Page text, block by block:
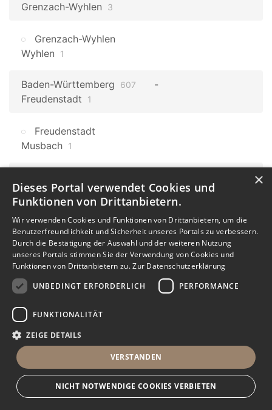
Grenzach-Wyhlen 3
Grenzach-Wyhlen
Wyhlen
1
Baden-Württemberg 607
Freudenstadt 1
Freudenstadt
Musbach 1
Laufenburg 9
Baden-Württemberg 607 Karlsruhe 7
Karlsruhe Oststadt
1
Donaueschingen
Baden-Württemberg
Baden-Württemberg 607
Mühlhausen 2
×
Dieses Portal verwendet Cookies und
Funktionen von Drittanbietern.
Wir verwenden Cookies und Funktionen von Drittanbietern, um die
Benutzerfreundlichkeit und Sicherheit unseres Portals zu verbessern.
Durch die Bestätigung der Auswahl und der weiteren Nutzung
unseres Portals stimmen Sie der Verwendung von Cookies und
Funktionen von Drittanbietern zu.Zur Datenschutzerklärung
UNBEDINGT ERFORDERLICH
PERFORMANCE
FUNKTIONALITÄT
ZEIGE DETAILS
VERSTANDEN
NICHT NOTWENDIGE COOKIES VERBIETEN